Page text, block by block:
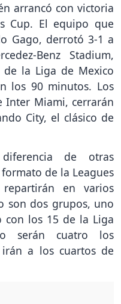
arrancó con victoria
Cup. El equipo que
Gago, derrotó 3-1 a
Benz Stadium,
la Liga de Mexico
los 90 minutos. Los
Inter Miami, cerrarán
City, el clásico de
de otras
de la Leagues
en varios
son dos grupos, uno
con los 15 de la Liga
serán cuatro los
a los cuartos de